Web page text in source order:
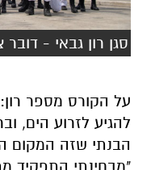
סגן רון גבאי -
על הקורס מספר
להגיע לזרוע הים,
הבנתי שזה המקום